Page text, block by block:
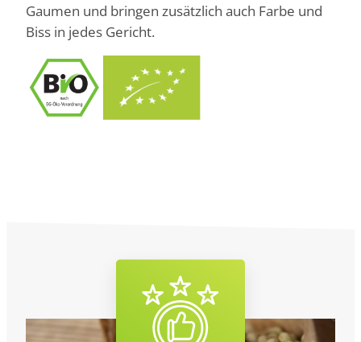
Gaumen und bringen zusätzlich auch Farbe und
Biss in jedes Gericht.